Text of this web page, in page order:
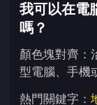
我可以在電
嗎？
顏色塊對齊：
型電腦、手機
熱門關鍵字：